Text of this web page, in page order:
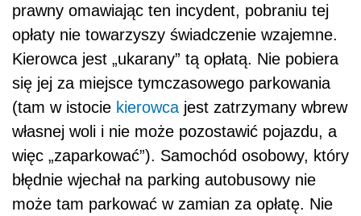
prawny omawiając ten incydent, pobraniu tej
opłaty nie towarzyszy świadczenie wzajemne.
Kierowca jest „ukarany” tą opłatą. Nie pobiera
się jej za miejsce tymczasowego parkowania
(tam w istocie kierowca jest zatrzymany wbrew
własnej woli i nie może pozostawić pojazdu, a
więc „zaparkować”). Samochód osobowy, który
błędnie wjechał na parking autobusowy nie
może tam parkować w zamian za opłatę. Nie